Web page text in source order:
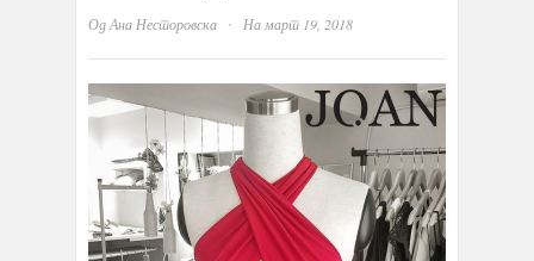
ОдАна Несторовска · На март 19, 2018